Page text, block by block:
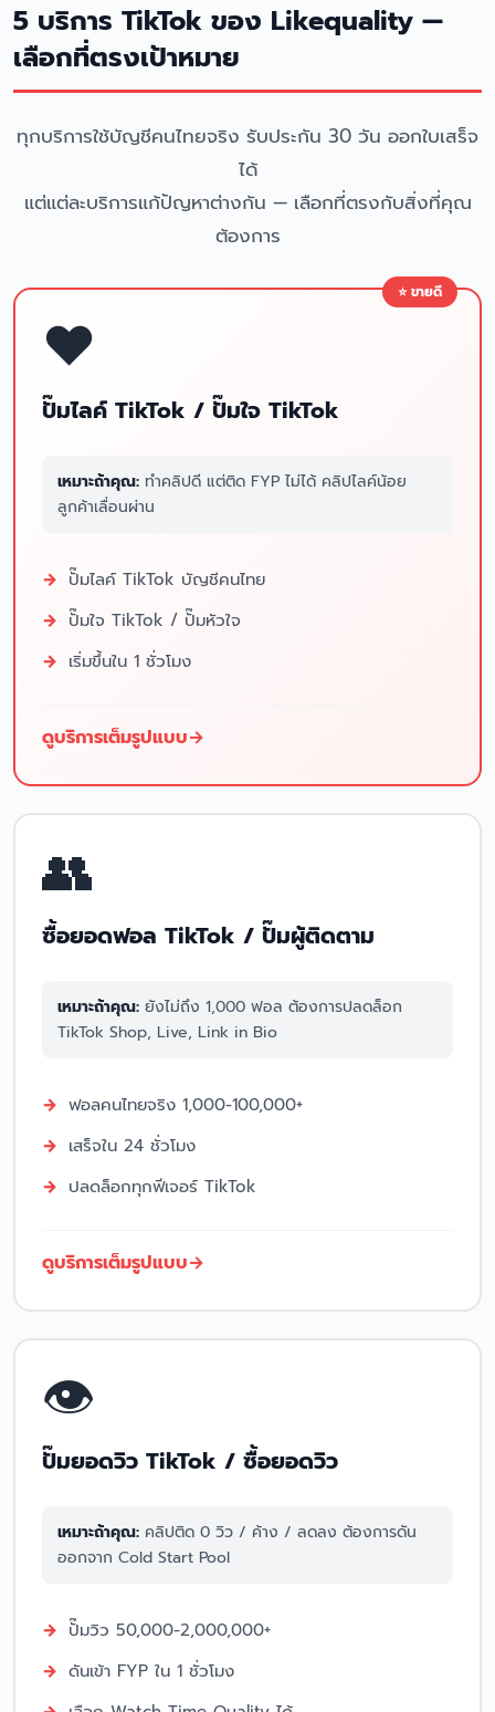
5 บริการ TikTok ของ Likequality —
เลือกที่ตรงเป้าหมาย
ทุกบริการใช้บัญชีคนไทยจริง รับประกัน 30 วัน ออกใบเสร็จ
ได้
แต่แต่ละบริการแก้ปัญหาต่างกัน — เลือกที่ตรงกับสิ่งที่คุณ
ต้องการ
❤️
ปั๊มไลค์ TikTok / ปั๊มใจ TikTok
เหมาะถ้าคุณ: ทำคลิปดี แต่ติด FYP ไม่ได้ คลิปไลค์น้อย
ลูกค้าเลื่อนผ่าน
ปั๊มไลค์ TikTok บัญชีคนไทย
ปั๊มใจ TikTok / ปั๊มหัวใจ
เริ่มขึ้นใน 1 ชั่วโมง
ดูบริการเต็มรูปแบบ
👥
ซื้อยอดฟอล TikTok / ปั๊มผู้ติดตาม
เหมาะถ้าคุณ: ยังไม่ถึง 1,000 ฟอล ต้องการปลดล็อก
TikTok Shop, Live, Link in Bio
ฟอลคนไทยจริง 1,000-100,000+
เสร็จใน 24 ชั่วโมง
ปลดล็อกทุกฟีเจอร์ TikTok
ดูบริการเต็มรูปแบบ
👁️
ปั๊มยอดวิว TikTok / ซื้อยอดวิว
เหมาะถ้าคุณ: คลิปติด 0 วิว / ค้าง / ลดลง ต้องการดัน
ออกจาก Cold Start Pool
ปั๊มวิว 50,000-2,000,000+
ดันเข้า FYP ใน 1 ชั่วโมง